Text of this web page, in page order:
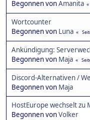
Begonnen vonAmanita
Wortcounter
Begonnen von Luna
Ankündigung:
Begonnen von Maja
Discord-Alternativen /
Begonnen von Maja
HostEurope wechselt zu
Begonnen vonVolker